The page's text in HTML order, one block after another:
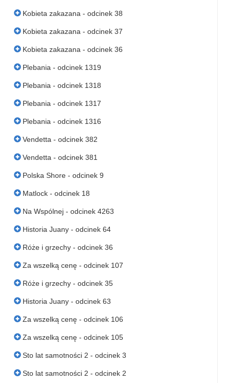
Kobieta zakazana - odcinek 38
Kobieta zakazana - odcinek 37
Kobieta zakazana - odcinek 36
Plebania - odcinek 1319
Plebania - odcinek 1318
Plebania - odcinek 1317
Plebania - odcinek 1316
Vendetta - odcinek 382
Vendetta - odcinek 381
Polska Shore - odcinek 9
Matlock - odcinek 18
Na Wspólnej - odcinek 4263
Historia Juany - odcinek 64
Róże i grzechy - odcinek 36
Za wszelką cenę - odcinek 107
Róże i grzechy - odcinek 35
Historia Juany - odcinek 63
Za wszelką cenę - odcinek 106
Za wszelką cenę - odcinek 105
Sto lat samotności 2 - odcinek 3
Sto lat samotności 2 - odcinek 2